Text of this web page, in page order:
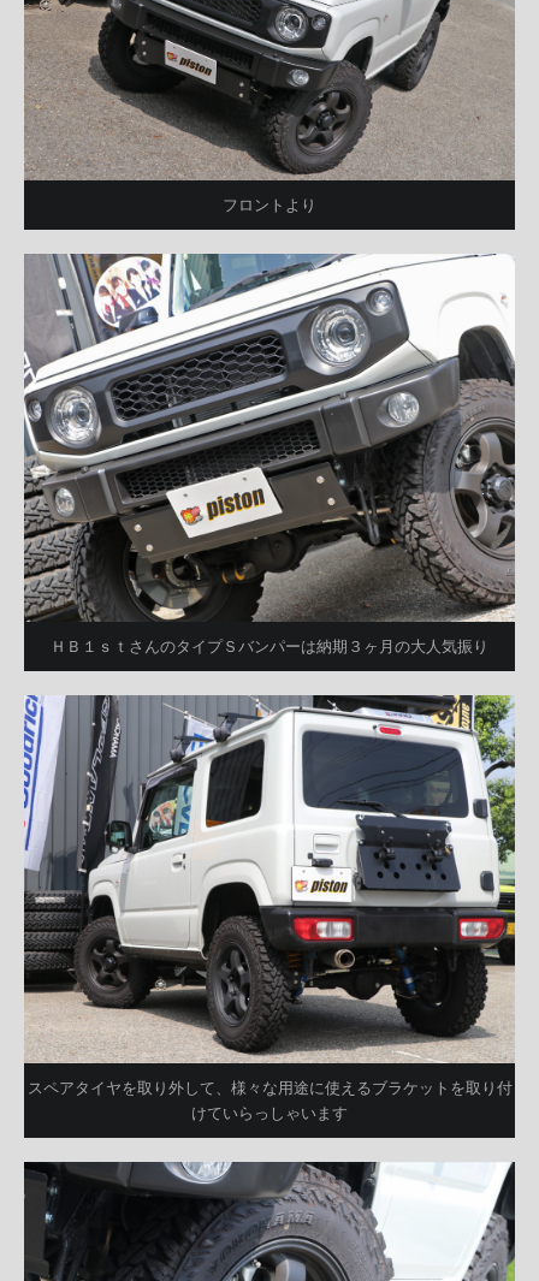
フロントより
ＨＢ１ｓｔさんのタイプＳバンパーは納期３ヶ月の大人気振り
スペアタイヤを取り外して、様々な用途に使えるブラケットを取り付
けていらっしゃいます